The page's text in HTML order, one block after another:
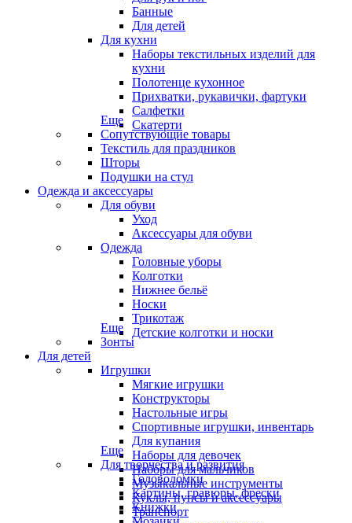
Банные
Для детей
Для кухни
Наборы текстильных изделий для
кухни
Полотенце кухонное
Прихватки, рукавички, фартуки
Салфетки
Скатерти
Еще
Сопутствующие товары
Текстиль для праздников
Шторы
Подушки на стул
Одежда и аксессуары
Для обуви
Уход
Аксессуары для обуви
Одежда
Головные уборы
Колготки
Нижнее бельё
Носки
Трикотаж
Детские колготки и носки
Еще
Зонты
Для детей
Игрушки
Мягкие игрушки
Конструкторы
Настольные игры
Спортивные игрушки, инвентарь
Для купания
Наборы для девочек
Наборы для мальчиков
Музыкальные инструменты
Куклы, пупсы и аксессуары
Транспорт
Еще
Для творчества и развития
Головоломки
Картины, гравюры, фрески
Книжки